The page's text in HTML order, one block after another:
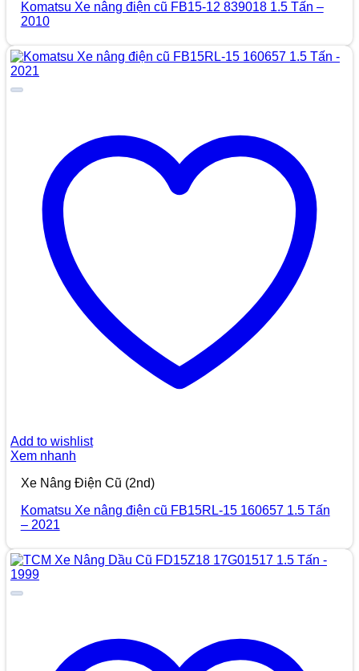
Komatsu Xe nâng điện cũ FB15-12 839018 1.5 Tấn –
2010
Add to wishlist
Xem nhanh
Xe Nâng Điện Cũ (2nd)
Komatsu Xe nâng điện cũ FB15RL-15 160657 1.5 Tấn
– 2021